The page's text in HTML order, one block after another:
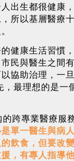
出生都很健康
所以基層醫療
健康生活習慣
民與醫生之間
協助治理，一
最理想的是一
跨專業醫療服
單一醫生與病
飲食，但要改
，有專人指導